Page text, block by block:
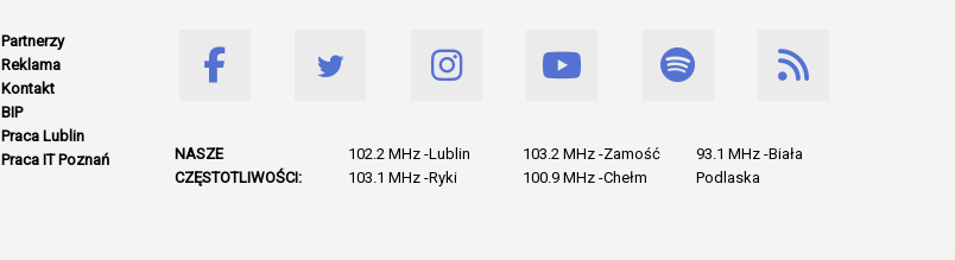
Partnerzy
Reklama
Kontakt
BIP
Praca Lublin
Praca IT Poznań
NASZE
CZĘSTOTLIWOŚCI:
102.2 MHz -Lublin
103.1 MHz -Ryki
103.2 MHz -Zamość
100.9 MHz -Chełm
93.1 MHz -Biała
Podlaska